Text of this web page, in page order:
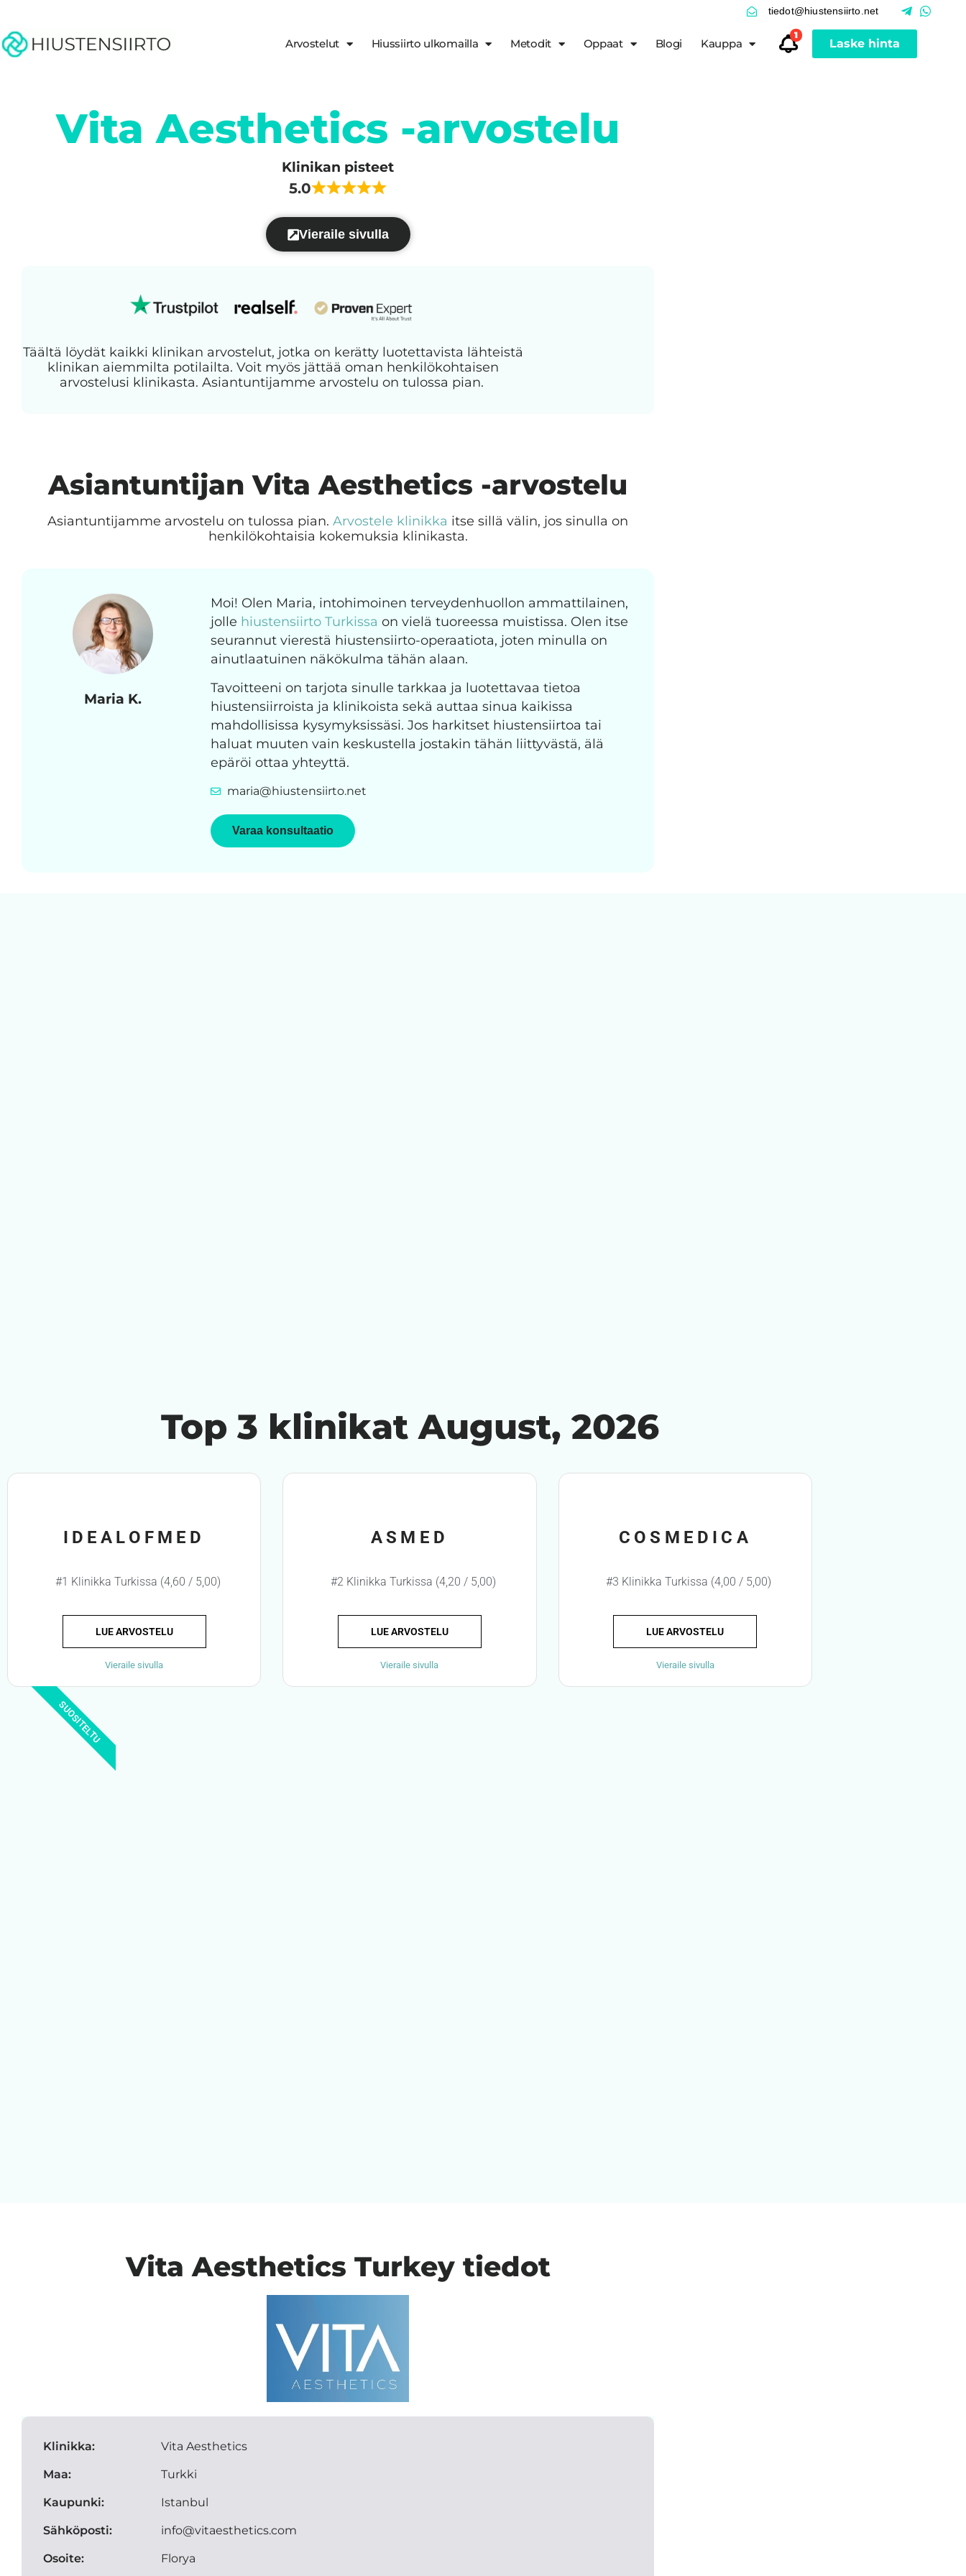
tiedot@hiustensiirto.net
Arvostelut Hiussiirto ulkomailla Metodit Oppaat Blogi Kauppa
1
Laske hinta
Vita Aesthetics -arvostelu
Klinikan pisteet
5.0
Vieraile sivulla
Täältä löydät kaikki klinikan arvostelut, jotka on kerätty luotettavista lähteistä
klinikan aiemmilta potilailta. Voit myös jättää oman henkilökohtaisen
arvostelusi klinikasta. Asiantuntijamme arvostelu on tulossa pian.
Asiantuntijan Vita Aesthetics -arvostelu
Asiantuntijamme arvostelu on tulossa pian. Arvostele klinikka itse sillä välin, jos sinulla on
henkilökohtaisia kokemuksia klinikasta.
Maria K.
Moi! Olen Maria, intohimoinen terveydenhuollon ammattilainen,
jolle hiustensiirto Turkissa on vielä tuoreessa muistissa. Olen itse
seurannut vierestä hiustensiirto-operaatiota, joten minulla on
ainutlaatuinen näkökulma tähän alaan.
Tavoitteeni on tarjota sinulle tarkkaa ja luotettavaa tietoa
hiustensiirroista ja klinikoista sekä auttaa sinua kaikissa
mahdollisissa kysymyksissäsi. Jos harkitset hiustensiirtoa tai
haluat muuten vain keskustella jostakin tähän liittyvästä, älä
epäröi ottaa yhteyttä.
maria@hiustensiirto.net
Varaa konsultaatio
Top 3 klinikat August, 2026
IDEALOFMED
#1 Klinikka Turkissa (4,60 / 5,00)
LUE ARVOSTELU
Vieraile sivulla
SUOSITELTU
ASMED
#2 Klinikka Turkissa (4,20 / 5,00)
LUE ARVOSTELU
Vieraile sivulla
COSMEDICA
#3 Klinikka Turkissa (4,00 / 5,00)
LUE ARVOSTELU
Vieraile sivulla
Vita Aesthetics Turkey tiedot
Klinikka:
Maa:
Kaupunki:
Sähköposti:
Osoite:
Vita Aesthetics
Turkki
Istanbul
info@vitaesthetics.com
Florya